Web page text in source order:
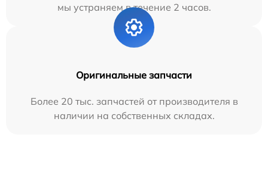
мы устраняем в течение 2 часов.
Оригинальные запчасти
Более 20 тыс. запчастей от производителя в
наличии на собственных складах.